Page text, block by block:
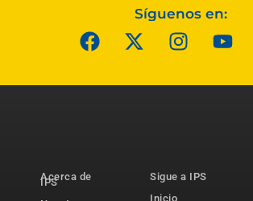
Síguenos en:
Acerca de
IPS
Sigue a IPS
Inicio